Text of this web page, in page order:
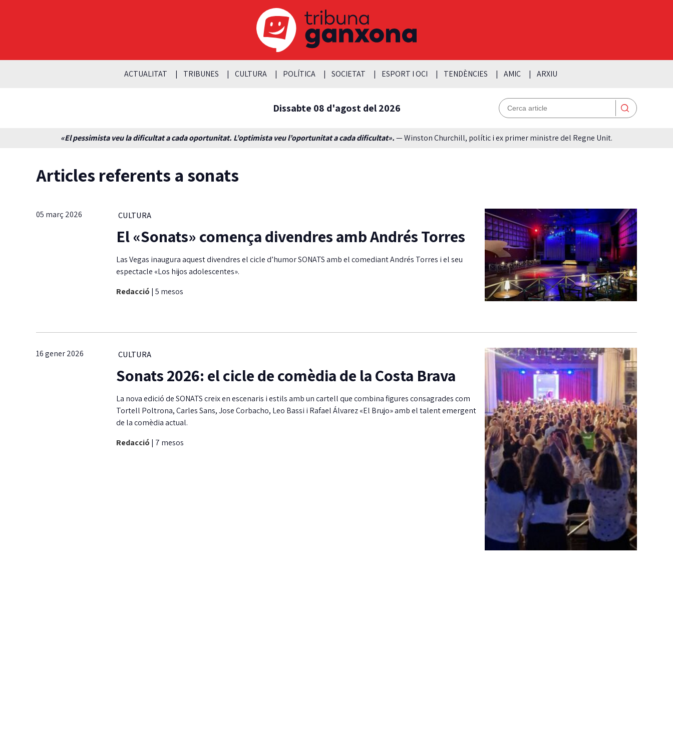
ACTUALITAT TRIBUNES CULTURA POLÍTICA SOCIETAT ESPORT I OCI TENDÈNCIES AMIC ARXIU
Dissabte 08 d'agost del 2026
«El pessimista veu la dificultat a cada oportunitat. L’optimista veu l’oportunitat a cada dificultat».— Winston Churchill, polític i ex primer ministre del Regne Unit.
Articles referents a sonats
05 març 2026 CULTURA
El «Sonats» comença divendres amb Andrés Torres
Las Vegas inaugura aquest divendres el cicle d’humor SONATS amb el comediant Andrés Torres i el seu
espectacle «Los hijos adolescentes».
Redacció | 5 mesos
16 gener 2026 CULTURA
Sonats 2026: el cicle de comèdia de la Costa Brava
La nova edició de SONATS creix en escenaris i estils amb un cartell que combina figures consagrades com
Tortell Poltrona, Carles Sans, Jose Corbacho, Leo Bassi i Rafael Álvarez «El Brujo» amb el talent emergent
de la comèdia actual.
Redacció | 7 mesos